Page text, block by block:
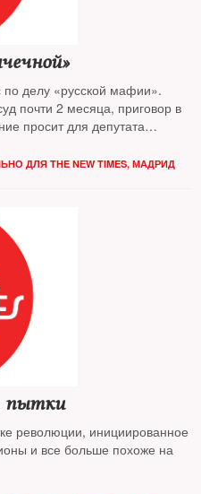
делу «русской мафии».
почти 2 месяца, приговор в
просит для депутата
ДЛЯ THE NЕW TIMES, МАДРИД
пытки
революции, инициированное
и все больше похоже на